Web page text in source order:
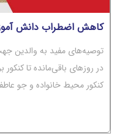
کاهش اضطراب دانش
کنکور محیط خانواده و جو